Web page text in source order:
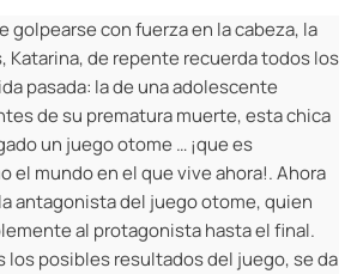
golpearse con fuerza en la cabeza, la
Katarina, de repente recuerda todos los
pasada: la de una adolescente
de su prematura muerte, esta chica
un juego otome … ¡que es
el mundo en el que vive ahora!. Ahora
antagonista del juego otome, quien
al protagonista hasta el final.
los posibles resultados del juego, se da